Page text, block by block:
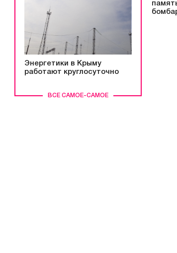
ВСЕ САМОЕ-САМОЕ
Энергетики в Крыму
работают круглосуточно